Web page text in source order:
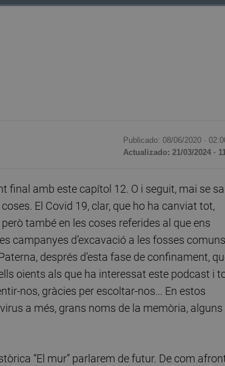
Publicado: 08/06/2020 ·
Actualizado: 21/03/2024 ·
final amb este capítol 12. O i seguit, mai se
El Covid 19, clar, que ho ha canviat tot,
també en les coses referides al que ens
campanyes d’excavació a les fosses comuns
després d’esta fase de confinament,
oients als que ha interessat este podcast i
nos, gràcies per escoltar-nos... En estos
a més, grans noms de la memòria, alguns
“El mur” parlarem de futur. De com